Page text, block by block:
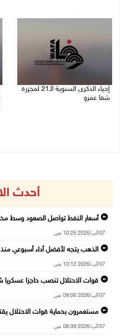
إحياء الذكرى السنوية الـ21 لمجزرة
شفا عمرو
أحدث
أسعار النفط تواصل الصعود وسط
07/آب/2026 10:25 ص
الذهب يتجه لأفضل أداء أسبوعي منذ
07/آب/2026 10:12 ص
قوات الاحتلال تنصب حاجزا
07/آب/2026 09:06 ص
مستعمرون بحماية قوات الاحتلال
07/آب/2026 08:39 ص